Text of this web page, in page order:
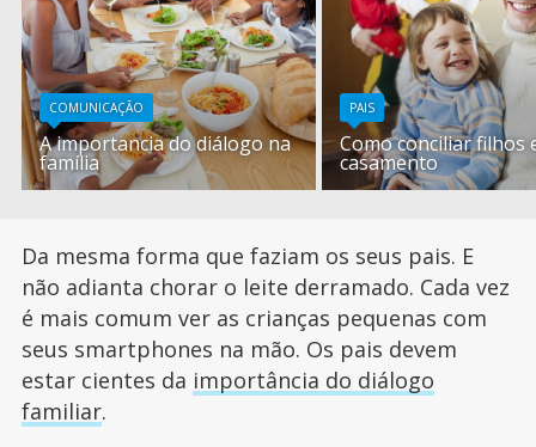
COMUNICAÇÃO
A importancia do diálogo na
família
PAIS
Como conciliar filhos
casamento
Da mesma forma que faziam os seus pais. E
não adianta chorar o leite derramado. Cada vez
é mais comum ver as crianças pequenas com
seus smartphones na mão. Os pais devem
estar cientes da importância do diálogo
familiar.